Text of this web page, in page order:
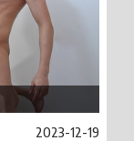
2023-12-19